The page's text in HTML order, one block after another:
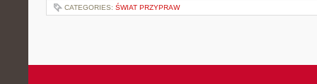
CATEGORIES: ŚWIAT PRZYPRAW